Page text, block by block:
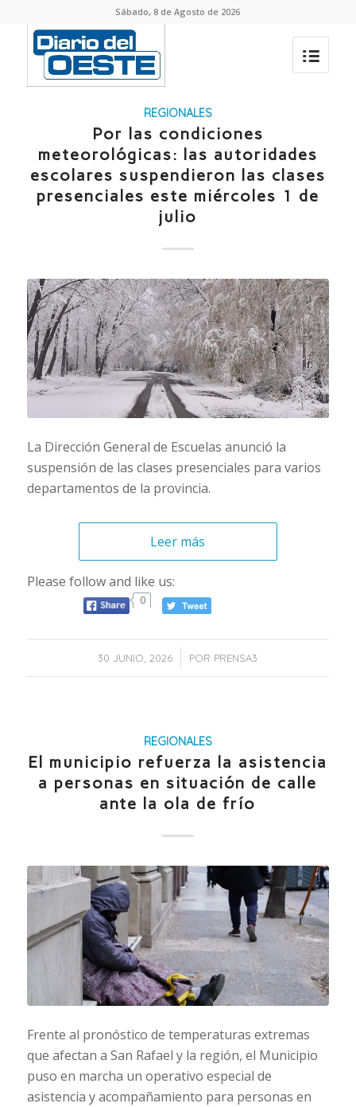
Sábado, 8 de Agosto de 2026
REGIONALES
Por las condiciones
meteorológicas: las autoridades
escolares suspendieron las clases
presenciales este miércoles 1 de
julio
La Dirección General de Escuelas anunció la
suspensión de las clases presenciales para varios
departamentos de la provincia.
Leer más
Please follow and like us:
0
30 JUNIO, 2026
/ POR PRENSA3
REGIONALES
El municipio refuerza la asistencia
a personas en situación de calle
ante la ola de frío
Frente al pronóstico de temperaturas extremas
que afectan a San Rafael y la región, el Municipio
puso en marcha un operativo especial de
asistencia y acompañamiento para personas en